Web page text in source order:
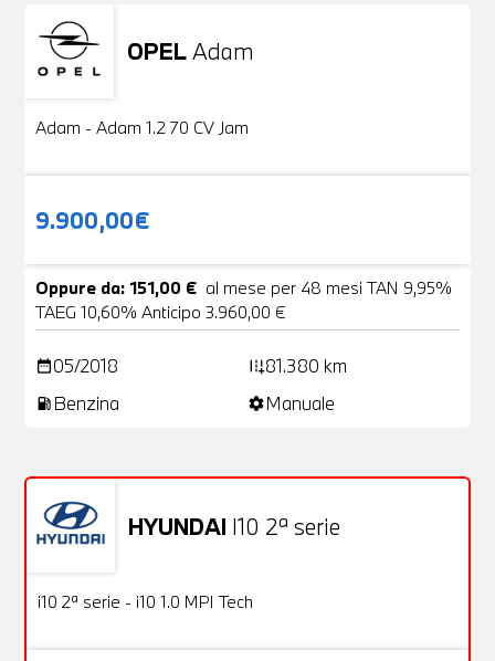
OPELAdam
Usato
Adam - Adam 1.2 70 CV Jam
9.900,00€
Oppure da: 151,00 € al mese per 48 mesi TAN 9,95%
TAEG 10,60% Anticipo 3.960,00 €
date_range05/2018 add_road81.380 km
local_gas_station Benzina settingsManuale
HYUNDAI I10 2ª serie
OFFERTA
Usato
i10 2ª serie - i10 1.0 MPI Tech